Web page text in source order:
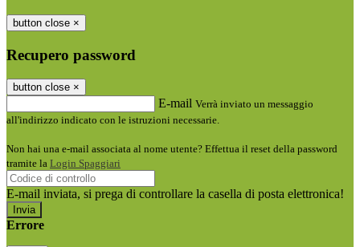
button close ×
Recupero password
button close ×
E-mail Verrà inviato un messaggio
all'indirizzo indicato con le istruzioni necessarie.
Non hai una e-mail associata al nome utente? Effettua il reset della password
tramite la Login Spaggiari
E-mail inviata, si prega di controllare la casella di posta elettronica!
Errore